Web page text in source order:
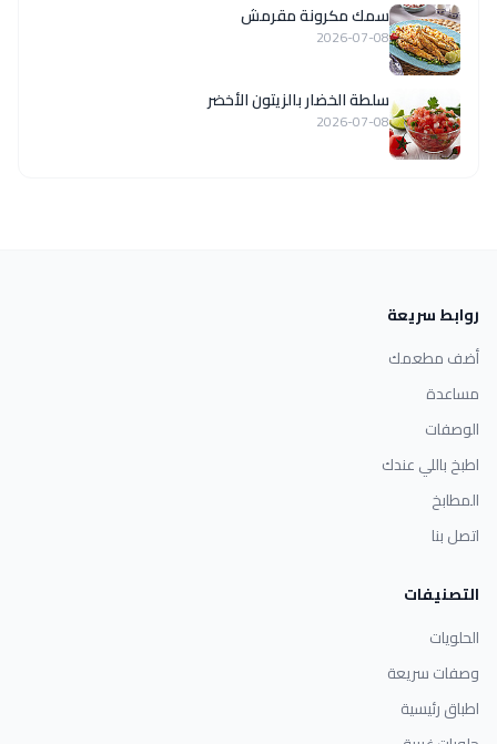
سمك مكرونة مقرمش
2026-07-08
سلطة الخضار بالزيتون الأخضر
2026-07-08
روابط سريعة
أضف مطعمك
مساعدة
الوصفات
اطبخ باللي عندك
المطابخ
اتصل بنا
التصنيفات
الحلويات
وصفات سريعة
اطباق رئيسية